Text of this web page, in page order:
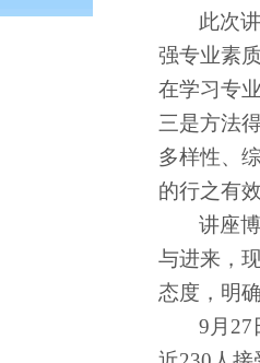
此次
强专业素
在学习专
三是方法
多样性、
的行之有
讲座
与进来，
态度，明
9 月 27